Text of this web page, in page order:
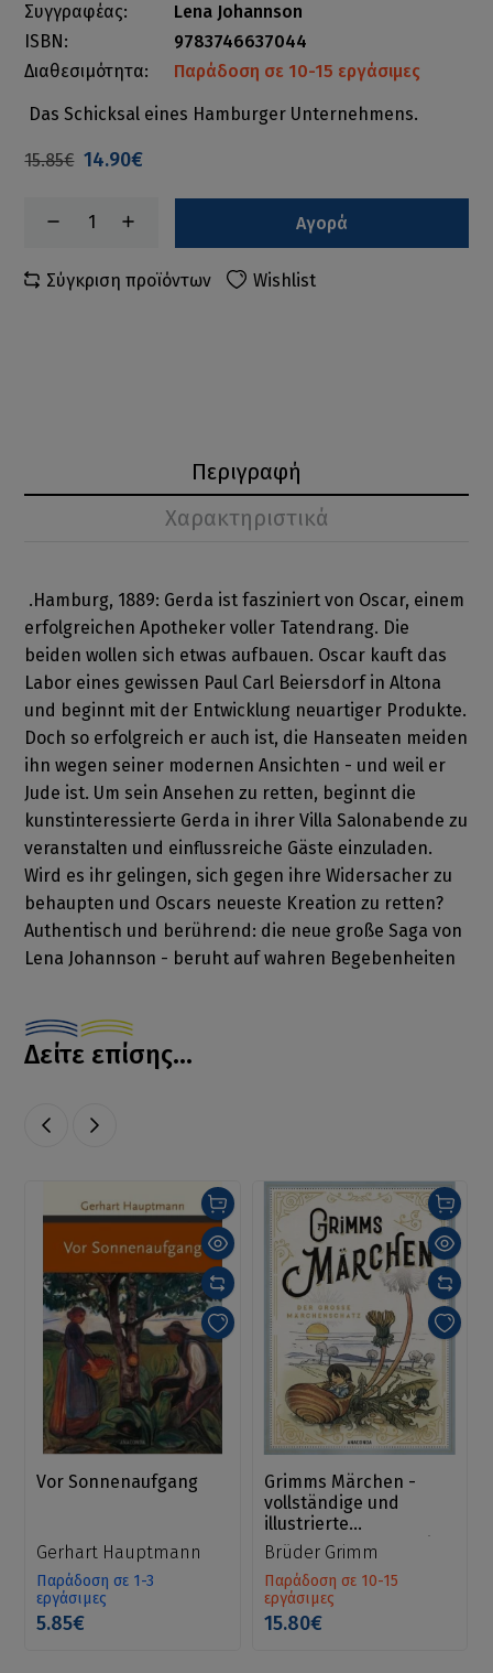
Συγγραφέας:
Lena Johannson
ISBN:
9783746637044
Διαθεσιμότητα:
Παράδοση σε 10-15 εργάσιμες
Das Schicksal eines Hamburger Unternehmens.
15.85€ 14.90€
Αγορά
Σύγκριση προϊόντων Wishlist
Περιγραφή
Χαρακτηριστικά
.Hamburg, 1889: Gerda ist fasziniert von Oscar, einem
erfolgreichen Apotheker voller Tatendrang. Die
beiden wollen sich etwas aufbauen. Oscar kauft das
Labor eines gewissen Paul Carl Beiersdorf in Altona
und beginnt mit der Entwicklung neuartiger Produkte.
Doch so erfolgreich er auch ist, die Hanseaten meiden
ihn wegen seiner modernen Ansichten - und weil er
Jude ist. Um sein Ansehen zu retten, beginnt die
kunstinteressierte Gerda in ihrer Villa Salonabende zu
veranstalten und einflussreiche Gäste einzuladen.
Wird es ihr gelingen, sich gegen ihre Widersacher zu
behaupten und Oscars neueste Kreation zu retten?
Authentisch und berührend: die neue große Saga von
Lena Johannson - beruht auf wahren Begebenheiten
Δείτε επίσης...
Vor Sonnenaufgang
Gerhart Hauptmann
Παράδοση σε 1-3
εργάσιμες
5.85€
Grimms Märchen -
vollständige und
illustrierte
Schmuckausgabe mit
Brüder Grimm
Παράδοση σε 10-15
εργάσιμες
15.80€